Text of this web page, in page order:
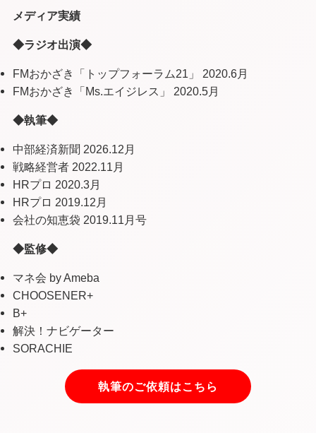
メディア実績
◆ラジオ出演◆
FMおかざき「トップフォーラム21」 2020.6月
FMおかざき「Ms.エイジレス」 2020.5月
◆執筆◆
中部経済新聞 2026.12月
戦略経営者 2022.11月
HRプロ 2020.3月
HRプロ 2019.12月
会社の知恵袋 2019.11月号
◆監修◆
マネ会 by Ameba
CHOOSENER+
B+
解決！ナビゲーター
SORACHIE
執筆のご依頼はこちら